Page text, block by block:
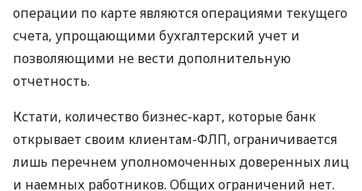
операции по карте являются операциями текущего
счета, упрощающими бухгалтерский учет и
позволяющими не вести дополнительную
отчетность.
Кстати, количество бизнес-карт, которые банк
открывает своим клиентам-ФЛП, ограничивается
лишь перечнем уполномоченных доверенных лиц
и наемных работников. Общих ограничений нет.